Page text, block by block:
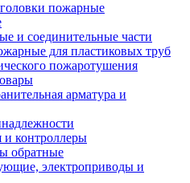
пожарные
и соединительные части
для пластиковых труб
пожаротушения
арматура и
и контроллеры
обратные
электроприводы и